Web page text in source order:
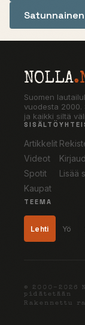
NOLLA
Suomen
vuodesta 2000.
ja kaikki siltä
SISÄLTÖ
Artikkelit
Videot
Spotit
Kaupat
Lisää
TEEMA
Lehti Yö
©
pidätetään
Rakennettu